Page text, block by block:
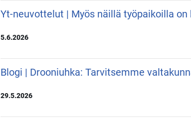
Yt-neuvottelut | Myös näillä työpaikoilla
5.6.2026
Blogi | Drooniuhka: Tarvitsemme
29.5.2026